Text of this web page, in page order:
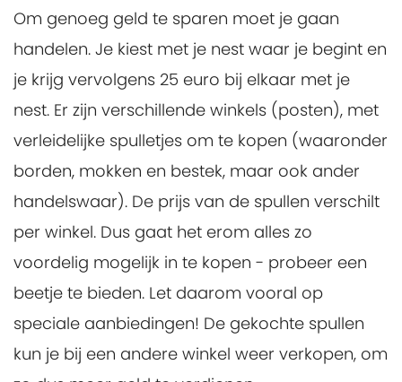
Om genoeg geld te sparen moet je gaan
handelen. Je kiest met je nest waar je begint en
je krijg vervolgens 25 euro bij elkaar met je
nest. Er zijn verschillende winkels (posten), met
verleidelijke spulletjes om te kopen (waaronder
borden, mokken en bestek, maar ook ander
handelswaar). De prijs van de spullen verschilt
per winkel. Dus gaat het erom alles zo
voordelig mogelijk in te kopen - probeer een
beetje te bieden. Let daarom vooral op
speciale aanbiedingen! De gekochte spullen
kun je bij een andere winkel weer verkopen, om